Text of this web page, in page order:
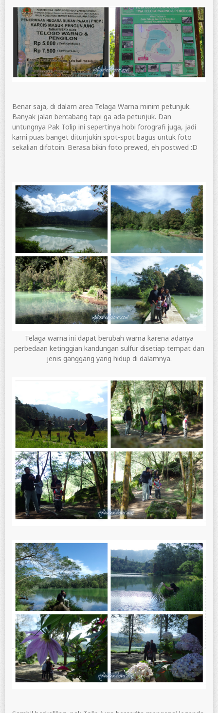
Benar saja, di dalam area Telaga Warna minim petunjuk.
Banyak jalan bercabang tapi ga ada petunjuk. Dan
untungnya Pak Tolip ini sepertinya hobi forografi juga, jadi
kami puas banget ditunjukin spot-spot bagus untuk foto
sekalian difotoin. Berasa bikin foto prewed, eh postwed :D
Telaga warna ini dapat berubah warna karena adanya
perbedaan ketinggian kandungan sulfur disetiap tempat dan
jenis ganggang yang hidup di dalamnya.